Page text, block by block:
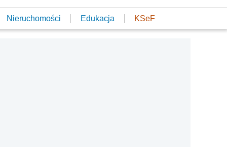
Nieruchomości Edukacja KSeF